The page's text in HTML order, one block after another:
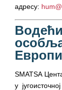
адресу:
особља
Европи
SMATSA
у